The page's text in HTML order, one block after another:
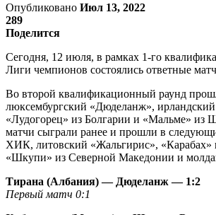
Опубликовано Июл 13, 2022
289
Поделится
Сегодня, 12 июля, в рамках 1-го
Лиги чемпионов состоялись ответные
Во второй квалификационный раунд
люксембургский «Дюделанж»,
«Лудогорец» из Болгарии и «Мальме» из
матчи сыграли ранее и прошли в
ХИК, литовский «Жальгирис», «Карабах»
«Шкупи» из Северной Македонии и
Тирана (Албания) — Дюделанж — 1:2
Первый матч 0:1